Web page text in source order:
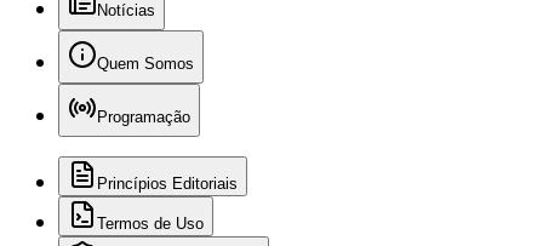
Notícias
Quem Somos
Programação
Princípios Editoriais
Termos de Uso